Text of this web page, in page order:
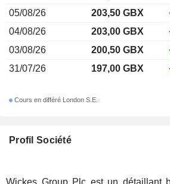
Profil Société
Wickes Group Plc est un détaillant
05/08/26
203,50 GBX
04/08/26
203,00 GBX
03/08/26
200,50 GBX
31/07/26
197,00 GBX
Cours en différé London S.E.